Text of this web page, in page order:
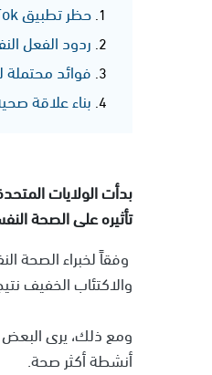
حظر تطبيق TikTok وتأثيره النفسي
ردود الفعل
فوائد محتملة
بناء علاقة
تأثيره على الصحة
وفقاً لخبراء الصحة
والاكتئاب الخفيف
ومع ذلك، يرى البعض
أنشطة أكثر صحة.